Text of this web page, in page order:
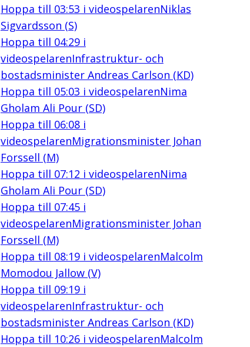
Hoppa till 03:53 i videospelarenNiklas
Sigvardsson (S)
Hoppa till 04:29i
videospelarenInfrastruktur- och
bostadsminister Andreas Carlson (KD)
Hoppa till 05:03 i videospelarenNima
Gholam Ali Pour (SD)
Hoppa till 06:08i
videospelarenMigrationsminister Johan
Forssell (M)
Hoppa till 07:12 i videospelarenNima
Gholam Ali Pour (SD)
Hoppa till 07:45i
videospelarenMigrationsminister Johan
Forssell (M)
Hoppa till 08:19i videospelarenMalcolm
Momodou Jallow (V)
Hoppa till 09:19i
videospelarenInfrastruktur- och
bostadsminister Andreas Carlson (KD)
Hoppa till 10:26i videospelarenMalcolm